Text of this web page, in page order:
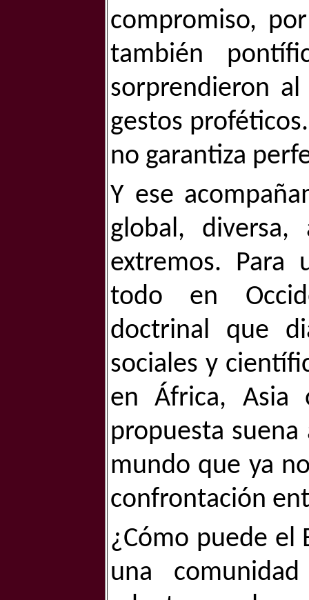
compromiso,
también
sorprendieron
gestos
no garantiza
Y ese
global,
extremos.
todo en
doctrinal que
sociales y
en África, Asia
propuesta
mundo que ya
confrontación
¿Cómo puede el
una